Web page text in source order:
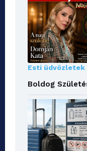
Esti üdvözletek
Boldog